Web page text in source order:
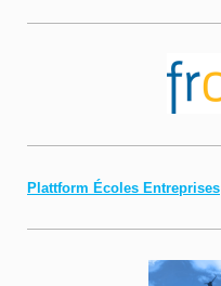
Plattform Écoles Entreprises